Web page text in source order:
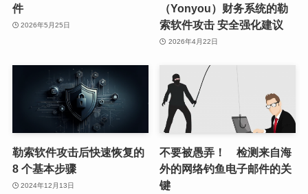
件
2026年5月25日
（Yonyou）财务系统的勒
索软件攻击 安全强化建议
2026年4月22日
勒索软件攻击后快速恢复的
8 个基本步骤
2024年12月13日
不要被愚弄！ 检测来自海
外的网络钓鱼电子邮件的关
键